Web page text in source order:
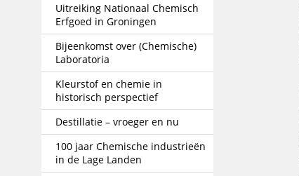
Uitreiking Nationaal Chemisch
Erfgoed in Groningen
Bijeenkomst over (Chemische)
Laboratoria
Kleurstof en chemie in
historisch perspectief
Destillatie – vroeger en nu
100 jaar Chemische industrieën
in de Lage Landen